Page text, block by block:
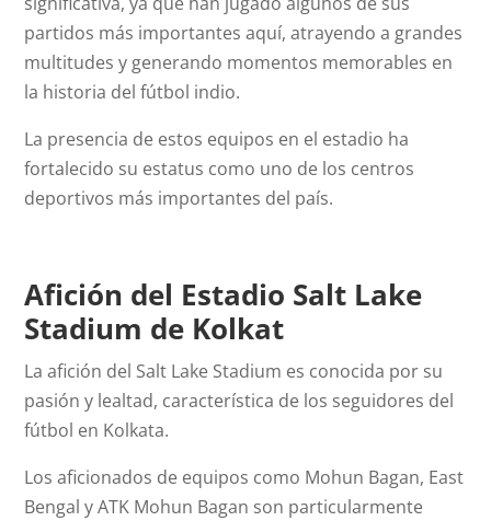
partidos más importantes aquí, atrayendo a grandes
multitudes y generando momentos memorables en
la historia del fútbol indio.
La presencia de estos equipos en el estadio ha
fortalecido su estatus como uno de los centros
deportivos más importantes del país.
Afición del Estadio Salt Lake
Stadium de Kolkat
La afición del Salt Lake Stadium es conocida por su
pasión y lealtad, característica de los seguidores del
fútbol en Kolkata.
Los aficionados de equipos como Mohun Bagan, East
Bengal y ATK Mohun Bagan son particularmente